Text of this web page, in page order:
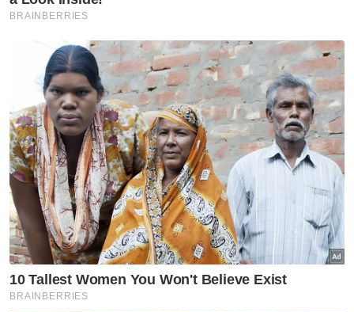
Utara di Medan akan mengadakan bantahan
di hadapan bangunan DPRD Sumatera Utara
dengan membawa enam isu utama
melibatkan kenaikan harga bahan api,
ekonomi nasional, RUU Polri, penilaian
semula program MBG, peruntukan
pendidikan serta isu alam sekitar dan agraria.
Gelombang protes yang berterusan sejak
beberapa hari lalu dilihat sebagai manifestasi
keresahan golongan muda terhadap
pelbagai dasar kerajaan, dengan plakad
bertulis "Minyak mahal, yang murah cuma